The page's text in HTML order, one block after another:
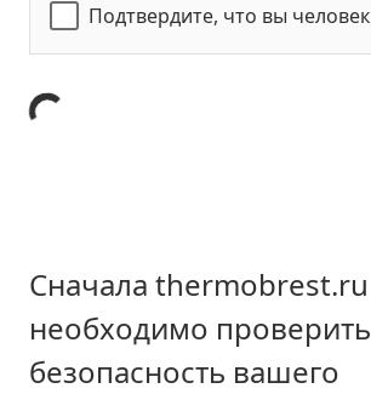
Подтвердите, что вы человек
Сначала thermobrest.ru
необходимо проверить
безопасность вашего